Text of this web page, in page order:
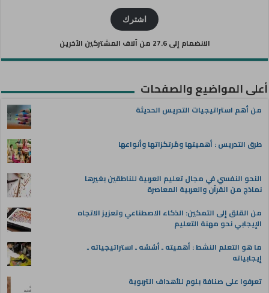
اشترك
الانضمام إلى 27.6 من آلاف المشتركين الآخرين
أعلى المواضيع والصفحات
من أهم استراتيجيات التدريس الحديثة
طرق التدريس : أهميتها ومُرتكزاتها وأنواعها
النحو النفسي في مجال تعليم العربية للناطقين بغيرها
نماذج من القرآن والعربية المعاصرة
من القلق إلى التمكين: الذكاء الاصطناعي وتعزيز الاتجاه
الإيجابي نحو مهنة التعليم
ما هو التعلم النشط : أهميته ـ أسُسُه ـ استراتيجياته ـ
إيجابياته
تعرفوا على صنافة بلوم للأهداف التربوية